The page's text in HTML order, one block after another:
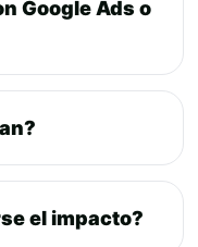
Google Ads o
el impacto?